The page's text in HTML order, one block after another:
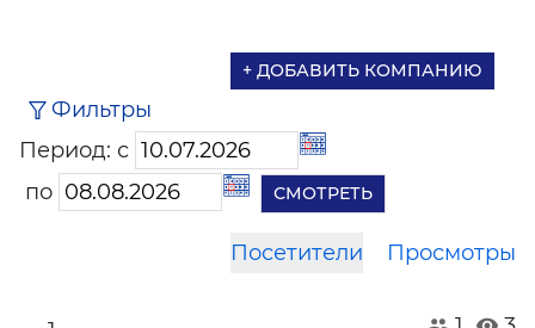
+ ДОБАВИТЬ КОМПАНИЮ
Фильтры
Период: с
по
Посетители Просмотры